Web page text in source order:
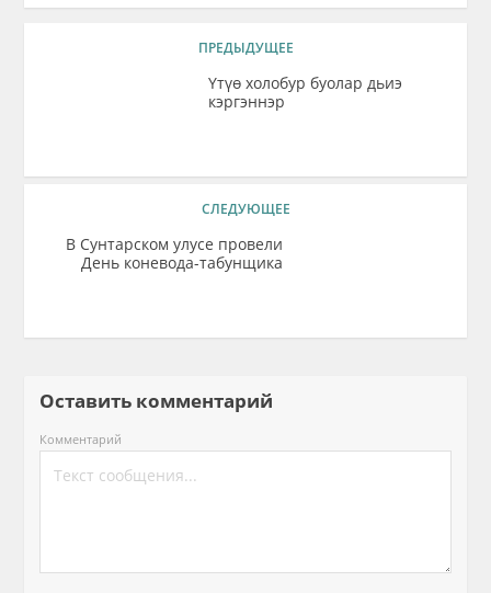
ПРЕДЫДУЩЕЕ
Үтүө холобур буолар дьиэ
кэргэннэр
СЛЕДУЮЩЕЕ
В Сунтарском улусе провели
День коневода-табунщика
Оставить комментарий
Комментарий